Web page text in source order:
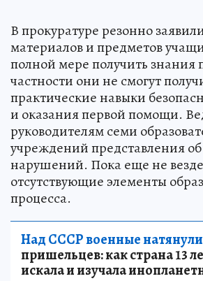
В прокуратуре резонно
материалов и предметов
полной мере получить знания
частности они не смогут
практические навыки
и оказания первой помощи.
руководителям семи
учреждений представления
нарушений. Пока еще не
отсутствующие элементы
процесса.
Над СССР военные натянули
пришельцев: как страна 13
искала и изучала